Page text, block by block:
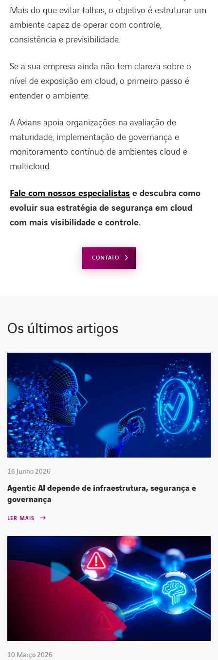
Mais do que evitar falhas, o objetivo é estruturar um
ambiente capaz de operar com controle,
consistência e previsibilidade.
Se a sua empresa ainda não tem clareza sobre o
nível de exposição em cloud, o primeiro passo é
entender o ambiente.
A Axians apoia organizações na avaliação de
maturidade, implementação de governança e
monitoramento contínuo de ambientes cloud e
multicloud.
Fale com nossos especialistas e descubra como
evoluir sua estratégia de segurança em cloud
com mais visibilidade e controle.
CONTATO
Os últimos artigos
16 Junho 2026
Agentic AI depende de infraestrutura, segurança e
governança
LER MAIS
10 Março 2026